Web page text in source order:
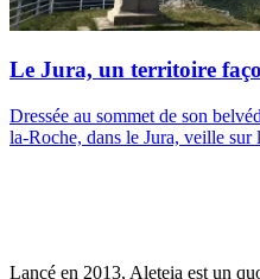
Le Jura, un territoire
Dressée au sommet de son
la-Roche, dans le Jura, veille sur
Lancé en 2013, Aleteia est un